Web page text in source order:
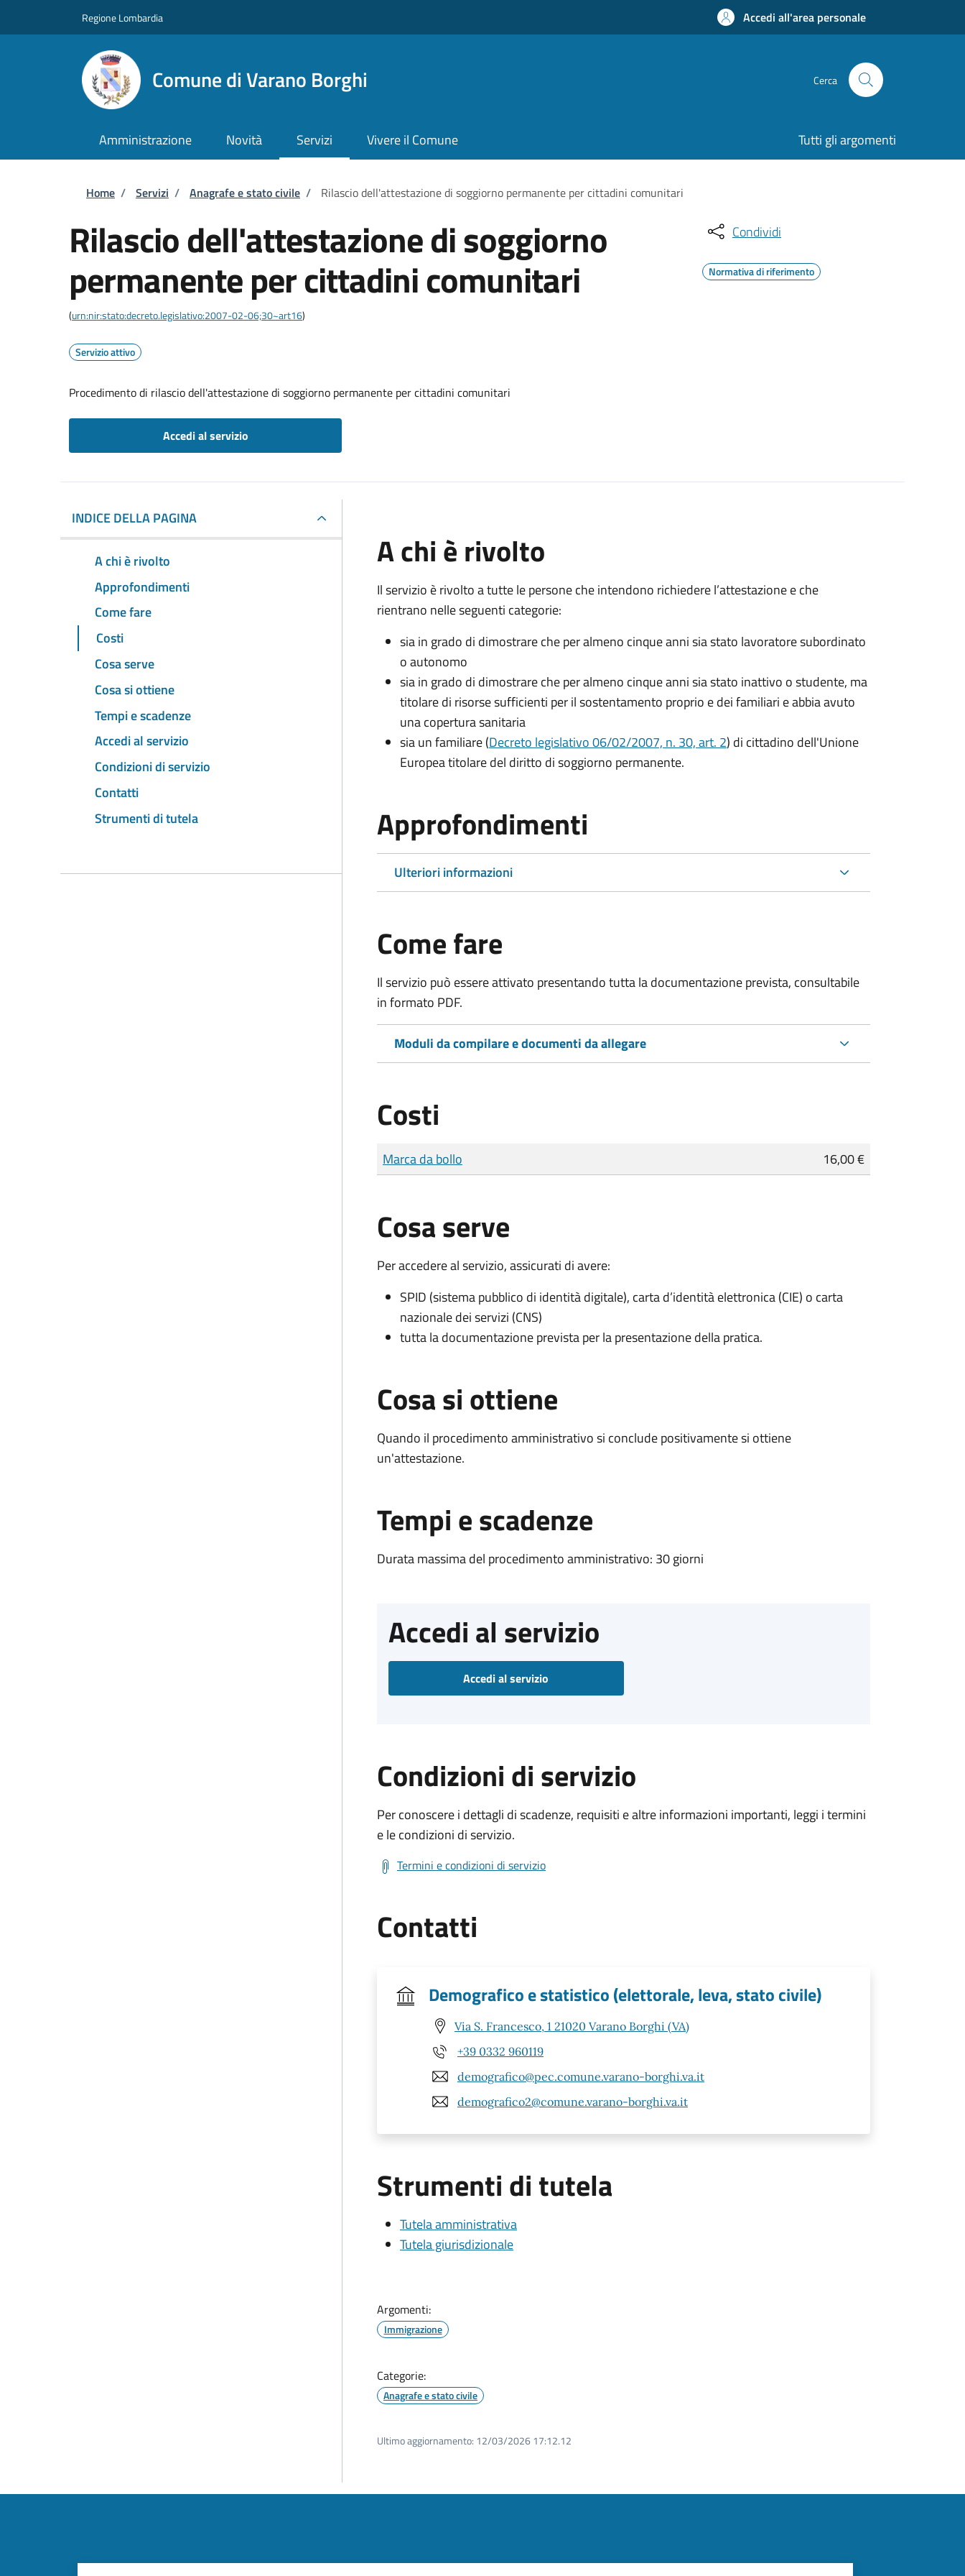
Regione Lombardia Accedi all'area personale
Comune di Varano Borghi Cerca
Amministrazione Novità Servizi Vivere il Comune Tutti gli argomenti
Briciole di pane
Home / Servizi / Anagrafe e stato civile / Rilascio dell'attestazione di soggiorno permanente per cittadini comunitari
Rilascio dell'attestazione di soggiorno
permanente per cittadini comunitari
(urn:nir:stato:decreto.legislativo:2007-02-06;30~art16)
Servizio attivo
Procedimento di rilascio dell'attestazione di soggiorno permanente per cittadini comunitari
Accedi al servizio
Condividi
Normativa di riferimento
INDICE DELLA PAGINA
A chi è rivolto
Approfondimenti
Come fare
Costi
Cosa serve
Cosa si ottiene
Tempi e scadenze
Accedi al servizio
Condizioni di servizio
Contatti
Strumenti di tutela
A chi è rivolto
Il servizio è rivolto a tutte le persone che intendono richiedere l’attestazione e che
rientrano nelle seguenti categorie:
sia in grado di dimostrare che per almeno cinque anni sia stato lavoratore subordinato
o autonomo
sia in grado di dimostrare che per almeno cinque anni sia stato inattivo o studente, ma
titolare di risorse sufficienti per il sostentamento proprio e dei familiari e abbia avuto
una copertura sanitaria
sia un familiare (Decreto legislativo 06/02/2007, n. 30, art. 2) di cittadino dell'Unione
Europea titolare del diritto di soggiorno permanente.
Approfondimenti
Ulteriori informazioni
Come fare
Il servizio può essere attivato presentando tutta la documentazione prevista, consultabile
in formato PDF.
Moduli da compilare e documenti da allegare
Costi
Tipo di pagamento
Importo
Marca da bollo 16,00 €
Cosa serve
Per accedere al servizio, assicurati di avere:
SPID (sistema pubblico di identità digitale), carta d’identità elettronica (CIE) o carta
nazionale dei servizi (CNS)
tutta la documentazione prevista per la presentazione della pratica.
Cosa si ottiene
Quando il procedimento amministrativo si conclude positivamente si ottiene
un'attestazione.
Tempi e scadenze
Durata massima del procedimento amministrativo: 30 giorni
Accedi al servizio
Accedi al servizio
Condizioni di servizio
Per conoscere i dettagli di scadenze, requisiti e altre informazioni importanti, leggi i termini
e le condizioni di servizio.
Termini e condizioni di servizio
Contatti
Demografico e statistico (elettorale, leva, stato civile)
Via S. Francesco, 1 21020 Varano Borghi (VA)
+39 0332 960119
demografico@pec.comune.varano-borghi.va.it
demografico2@comune.varano-borghi.va.it
Strumenti di tutela
Tutela amministrativa
Tutela giurisdizionale
Argomenti:
Immigrazione
Categorie:
Anagrafe e stato civile
Ultimo aggiornamento: 12/03/2026 17:12.12